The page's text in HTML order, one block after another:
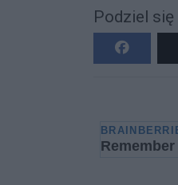
Podziel się